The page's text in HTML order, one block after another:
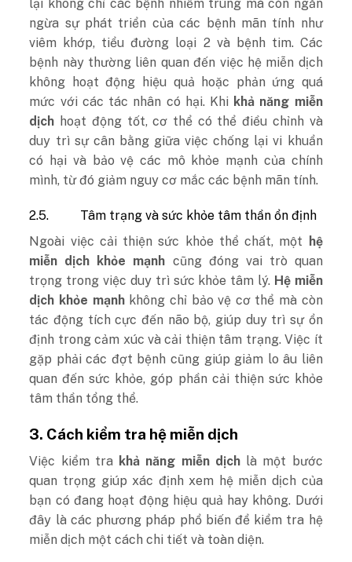
lại không chỉ các bệnh nhiễm trùng mà còn ngăn
ngừa sự phát triển của các bệnh mãn tính như
viêm khớp, tiểu đường loại 2 và bệnh tim. Các
bệnh này thường liên quan đến việc hệ miễn dịch
không hoạt động hiệu quả hoặc phản ứng quá
mức với các tác nhân có hại. Khi khả năng miễn
dịch hoạt động tốt, cơ thể có thể điều chỉnh và
duy trì sự cân bằng giữa việc chống lại vi khuẩn
có hại và bảo vệ các mô khỏe mạnh của chính
mình, từ đó giảm nguy cơ mắc các bệnh mãn tính.
2.5.
Tâm trạng và sức khỏe tâm thần ổn định
Ngoài việc cải thiện sức khỏe thể chất, một
hệ
miễn dịch khỏe mạnh cũng đóng vai trò quan
trọng trong việc duy trì sức khỏe tâm lý. Hệ miễn
dịch khỏe mạnhkhông chỉ bảo vệ cơ thể mà còn
tác động tích cực đến não bộ, giúp duy trì sự ổn
định trong cảm xúc và cải thiện tâm trạng. Việc ít
gặp phải các đợt bệnh cũng giúp giảm lo âu liên
quan đến sức khỏe, góp phần cải thiện sức khỏe
tâm thần tổng thể.
3. Cách kiểm tra hệ miễn dịch
Việc kiểm tra khả năng miễn dịchlà một bước
quan trọng giúp xác định xem hệ miễn dịch của
bạn có đang hoạt động hiệu quả hay không. Dưới
đây là các phương pháp phổ biến để kiểm tra hệ
miễn dịch một cách chi tiết và toàn diện.